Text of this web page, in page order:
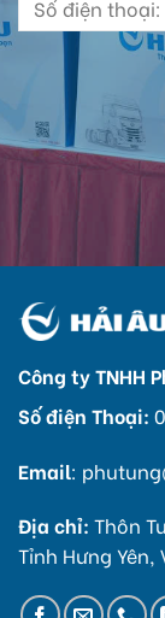
Công ty TNHH
Số điện Thoại:
Email:
Địa chỉ: Thôn
Tỉnh Hưng Yên,